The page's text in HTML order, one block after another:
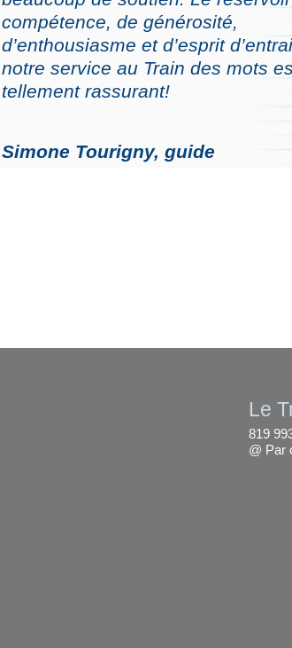
compétence, de générosité,
d’enthousiasme et d’esprit
notre service au Train des mots
tellement rassurant!
Simone Tourigny, guide
Le
819
@ Par